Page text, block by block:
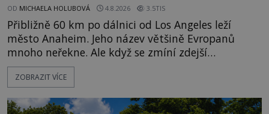
OD MICHAELA HOLUBOVÁ 4.8.2026 3.5TIS
Přibližně 60 km po dálnici od Los Angeles leží
město Anaheim. Jeho název většině Evropanů
mnoho neřekne. Ale když se zmíní zdejší
Disneyland, je hned jasno. Zábavní park vyroste na
poklidném místě bývalého sadu pomerančovníků.
kolem 17 000 000 zábavychtivých lidí ročně. A ač je
ZOBRAZIT VÍCE